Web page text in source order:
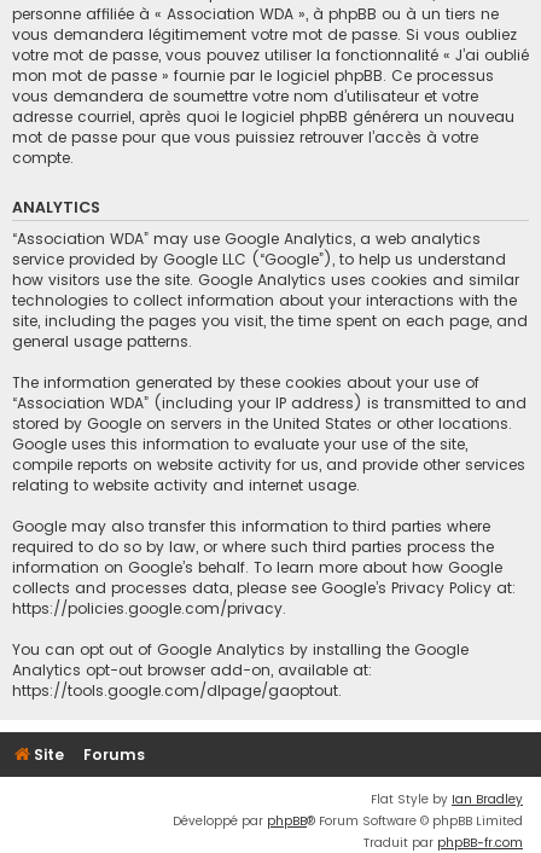
personne affiliée à « Association WDA », à phpBB ou à un tiers ne
vous demandera légitimement votre mot de passe. Si vous oubliez
votre mot de passe, vous pouvez utiliser la fonctionnalité « J’ai oublié
mon mot de passe » fournie par le logiciel phpBB. Ce processus
vous demandera de soumettre votre nom d’utilisateur et votre
adresse courriel, après quoi le logiciel phpBB générera un nouveau
mot de passe pour que vous puissiez retrouver l’accès à votre
compte.
ANALYTICS
“Association WDA” may use Google Analytics, a web analytics
service provided by Google LLC (“Google”), to help us understand
how visitors use the site. Google Analytics uses cookies and similar
technologies to collect information about your interactions with the
site, including the pages you visit, the time spent on each page, and
general usage patterns.
The information generated by these cookies about your use of
“Association WDA” (including your IP address) is transmitted to and
stored by Google on servers in the United States or other locations.
Google uses this information to evaluate your use of the site,
compile reports on website activity for us, and provide other services
relating to website activity and internet usage.
Google may also transfer this information to third parties where
required to do so by law, or where such third parties process the
information on Google’s behalf. To learn more about how Google
collects and processes data, please see Google’s Privacy Policy at:
https://policies.google.com/privacy.
You can opt out of Google Analytics by installing the Google
Analytics opt-out browser add-on, available at:
https://tools.google.com/dlpage/gaoptout.
Site Forums
Flat Style by Ian Bradley
Développé par phpBB® Forum Software © phpBB Limited
Traduit par phpBB-fr.com